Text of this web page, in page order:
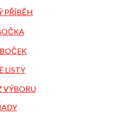
PŘÍBĚH
LISTY
VÝBORU